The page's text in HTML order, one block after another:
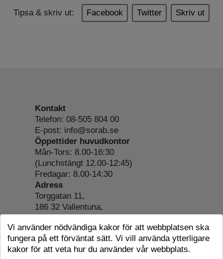
Tipsa & skriv ut: Facebook Twitter Skriv ut
Kontakt
Telefon: 08-505 804 00
E-post: info@sorab.se
Öppettider huvudkontor
Mån-Tors: 8.00-16:30
(Lunchstängt 12.00-12:45)
Fredagar: 8.00-14:30
Adress
Torggatan 11,
186 32 Vallentuna,
Org.nr: 556197-4022
Om webbplatsen
Tillgänglighetsredogörelse
Cookie-information
Vi använder nödvändiga kakor för att webbplatsen ska
fungera på ett förväntat sätt. Vi vill använda ytterligare
kakor för att veta hur du använder vår webbplats.